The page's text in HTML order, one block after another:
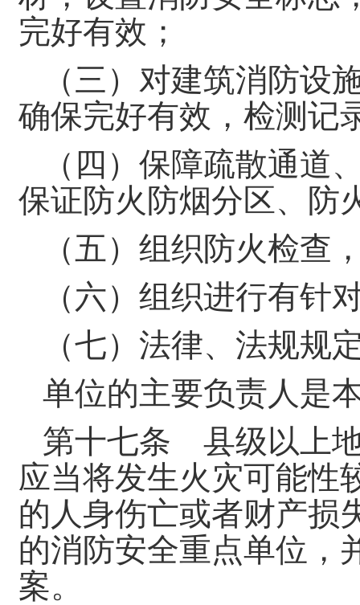
完好有效；
（三）对建筑消防设
确保完好有效，检测记
（四）保障疏散通道
保证防火防烟分区、防
（五）组织防火检查
（六）组织进行有针
（七）法律、法规规
单位的主要负责人是
第十七条 县级以上
应当将发生火灾可能性
的人身伤亡或者财产损
的消防安全重点单位，
案。